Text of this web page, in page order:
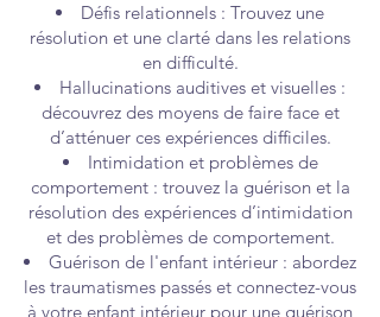
Défis relationnels : Trouvez une
résolution et une clarté dans les relations
en difficulté.
Hallucinations auditives et visuelles :
découvrez des moyens de faire face et
d’atténuer ces expériences difficiles.
Intimidation et problèmes de
comportement : trouvez la guérison et la
résolution des expériences d’intimidation
et des problèmes de comportement.
Guérison de l'enfant intérieur : abordez
les traumatismes passés et connectez-vous
à votre enfant intérieur pour une guérison